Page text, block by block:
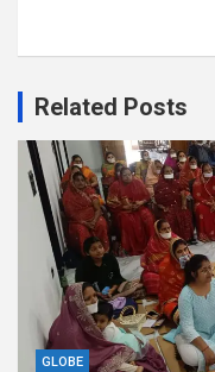
Related Posts
GLOBE